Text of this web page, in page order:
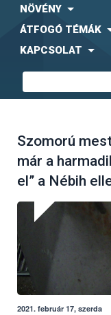
NÖVÉNY
ÁTFOGÓ TÉMÁK
KAPCSOLAT
Szomorú
már a
el” a Nébih
2021. február 17, szerda